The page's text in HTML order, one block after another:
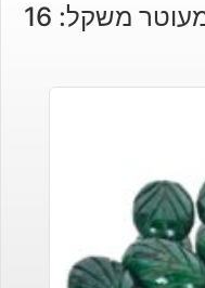
אמרלד מלוטש לשיבוץ מעוטר משקל: 16